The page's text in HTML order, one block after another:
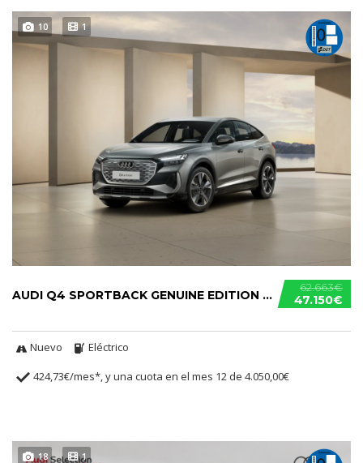
10 1
62.663€
47.150€
AUDI Q4 SPORTBACK GENUINE EDITION 45 E-TRON
Nuevo
Eléctrico
424,73€/mes*, y una cuota en el mes 12 de 4.050,00€
18 1